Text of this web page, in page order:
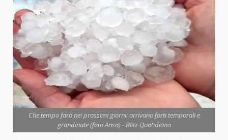
Che tempo farà nei prossimi giorni: arrivano forti temporali e
grandinate (foto Ansa) - Blitz Quotidiano